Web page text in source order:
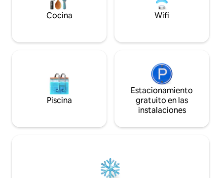
gratuito en la calle durante el día. + El
aparcamiento nocturno está a 5 minutos
que garantiza
experiencia
Cocina Wifi
Piscina
Estacionamiento
gratuito en las
instalaciones